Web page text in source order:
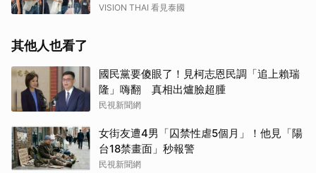
VISION THAI 看見泰國
其他人也看了
國民黨要傻眼了！見柯志恩民調「追上賴瑞
隆」嗨翻 真相出爐臉超腫
民視新聞網
女街友遭4男「囚禁性虐5個月」！他見「陽
台18禁畫面」秒報警
民視新聞網